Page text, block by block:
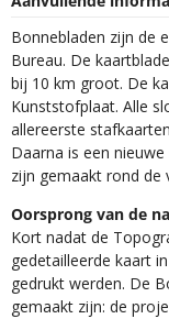
Bonnebladen zijn de
Bureau. De
bij 10 km groot. De
Kunststofplaat. Alle
allereerste
Daarna is een
zijn gemaakt rond de
Oorsprong van de
Kort nadat de
gedetailleerde kaart
gedrukt werden. De
gemaakt zijn: de